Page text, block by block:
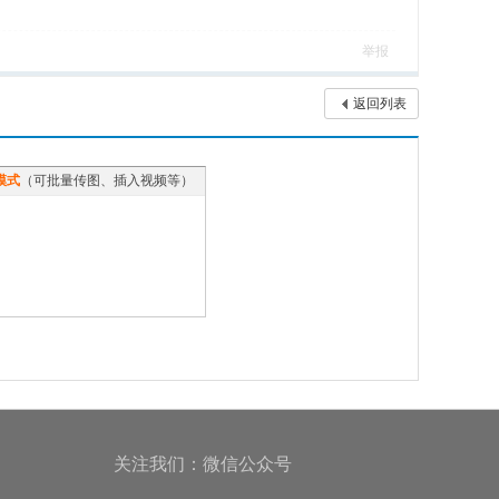
举报
返回列表
式 （可批量传图、插入视频等）
关注我们：微信公众号